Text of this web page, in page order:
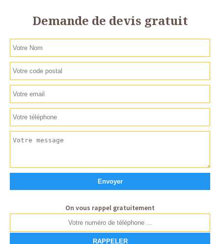
Demande de devis gratuit
On vous rappel gratuitement